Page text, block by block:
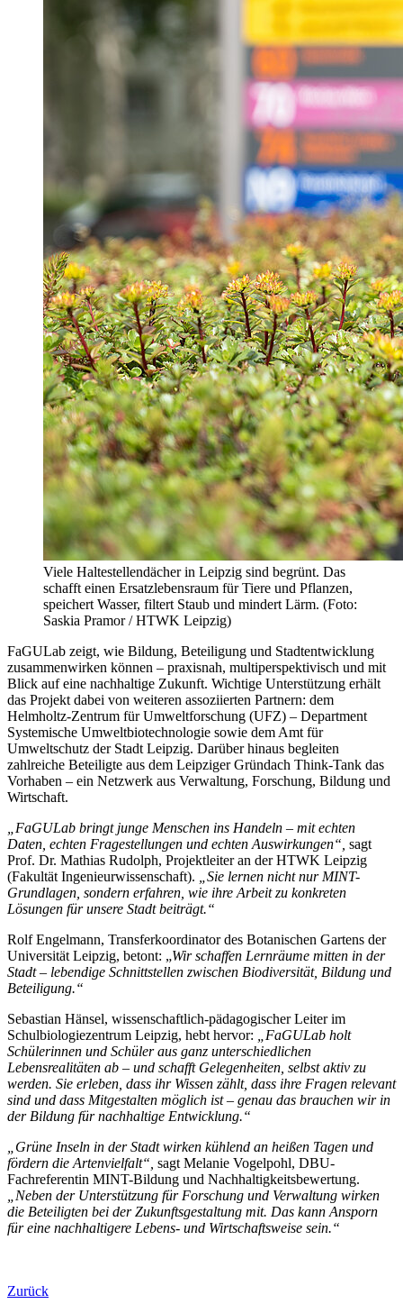
Viele Haltestellendächer in Leipzig sind begrünt. Das
schafft einen Ersatzlebensraum für Tiere und Pflanzen,
speichert Wasser, filtert Staub und mindert Lärm. (Foto:
Saskia Pramor / HTWK Leipzig)
FaGULab zeigt, wie Bildung, Beteiligung und Stadtentwicklung
zusammenwirken können – praxisnah, multiperspektivisch und mit
Blick auf eine nachhaltige Zukunft. Wichtige Unterstützung erhält
das Projekt dabei von weiteren assoziierten Partnern: dem
Helmholtz-Zentrum für Umweltforschung (UFZ) – Department
Systemische Umweltbiotechnologie sowie dem Amt für
Umweltschutz der Stadt Leipzig. Darüber hinaus begleiten
zahlreiche Beteiligte aus dem Leipziger Gründach Think-Tank das
Vorhaben – ein Netzwerk aus Verwaltung, Forschung, Bildung und
Wirtschaft.
„FaGULab bringt junge Menschen ins Handeln – mit echten
Daten, echten Fragestellungen und echten Auswirkungen“, sagt
Prof. Dr. Mathias Rudolph, Projektleiter an der HTWK Leipzig
(Fakultät Ingenieurwissenschaft).
„Sie lernen nicht nur MINT-
Grundlagen, sondern erfahren, wie ihre Arbeit zu konkreten
Lösungen für unsere Stadt beiträgt.“
Rolf Engelmann, Transferkoordinator des Botanischen Gartens der
Universität Leipzig, betont: „Wir schaffen Lernräume mitten in der
Stadt – lebendige Schnittstellen zwischen Biodiversität, Bildung und
Beteiligung.“
Sebastian Hänsel, wissenschaftlich-pädagogischer Leiter im
Schulbiologiezentrum Leipzig, hebt hervor:
„FaGULab holt
Schülerinnen und Schüler aus ganz unterschiedlichen
Lebensrealitäten ab – und schafft Gelegenheiten, selbst aktiv zu
werden. Sie erleben, dass ihr Wissen zählt, dass ihre Fragen relevant
sind und dass Mitgestalten möglich ist – genau das brauchen wir in
der Bildung für nachhaltige Entwicklung.“
„Grüne Inseln in der Stadt wirken kühlend an heißen Tagen und
fördern die Artenvielfalt“, sagt Melanie Vogelpohl, DBU-
Fachreferentin MINT-Bildung und Nachhaltigkeitsbewertung.
„Neben der Unterstützung für Forschung und Verwaltung wirken
die Beteiligten bei der Zukunftsgestaltung mit. Das kann Ansporn
für eine nachhaltigere Lebens- und Wirtschaftsweise sein.“
Zurück